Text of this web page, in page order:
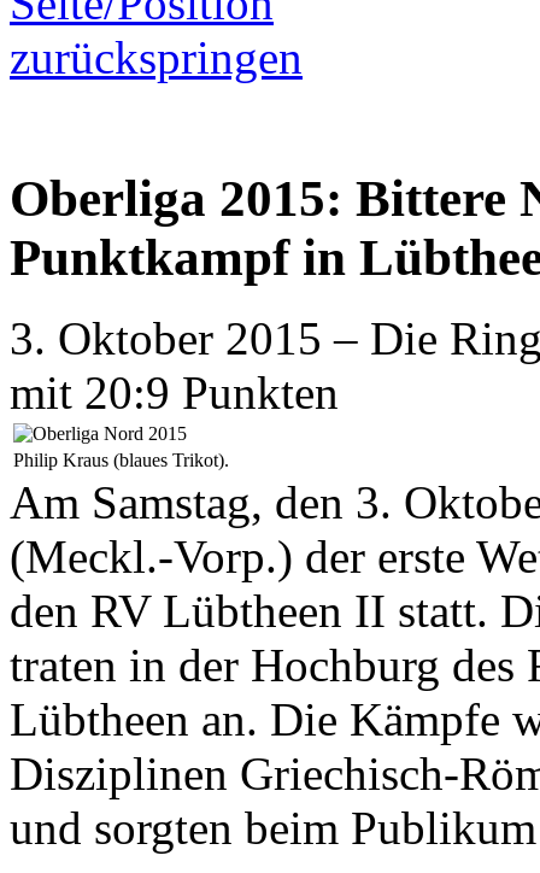
Oberliga 2015: Bittere
Punktkampf in
3. Oktober 2015 – Die
mit 20:9 Punkten
Philip Kraus (blaues Trikot).
Am Samstag, den 3.
(Meckl.-Vorp.) der erste
den RV Lübtheen II statt.
traten in der Hochburg des
Lübtheen an. Die Kämpfe
Disziplinen Griechisch-
und sorgten beim